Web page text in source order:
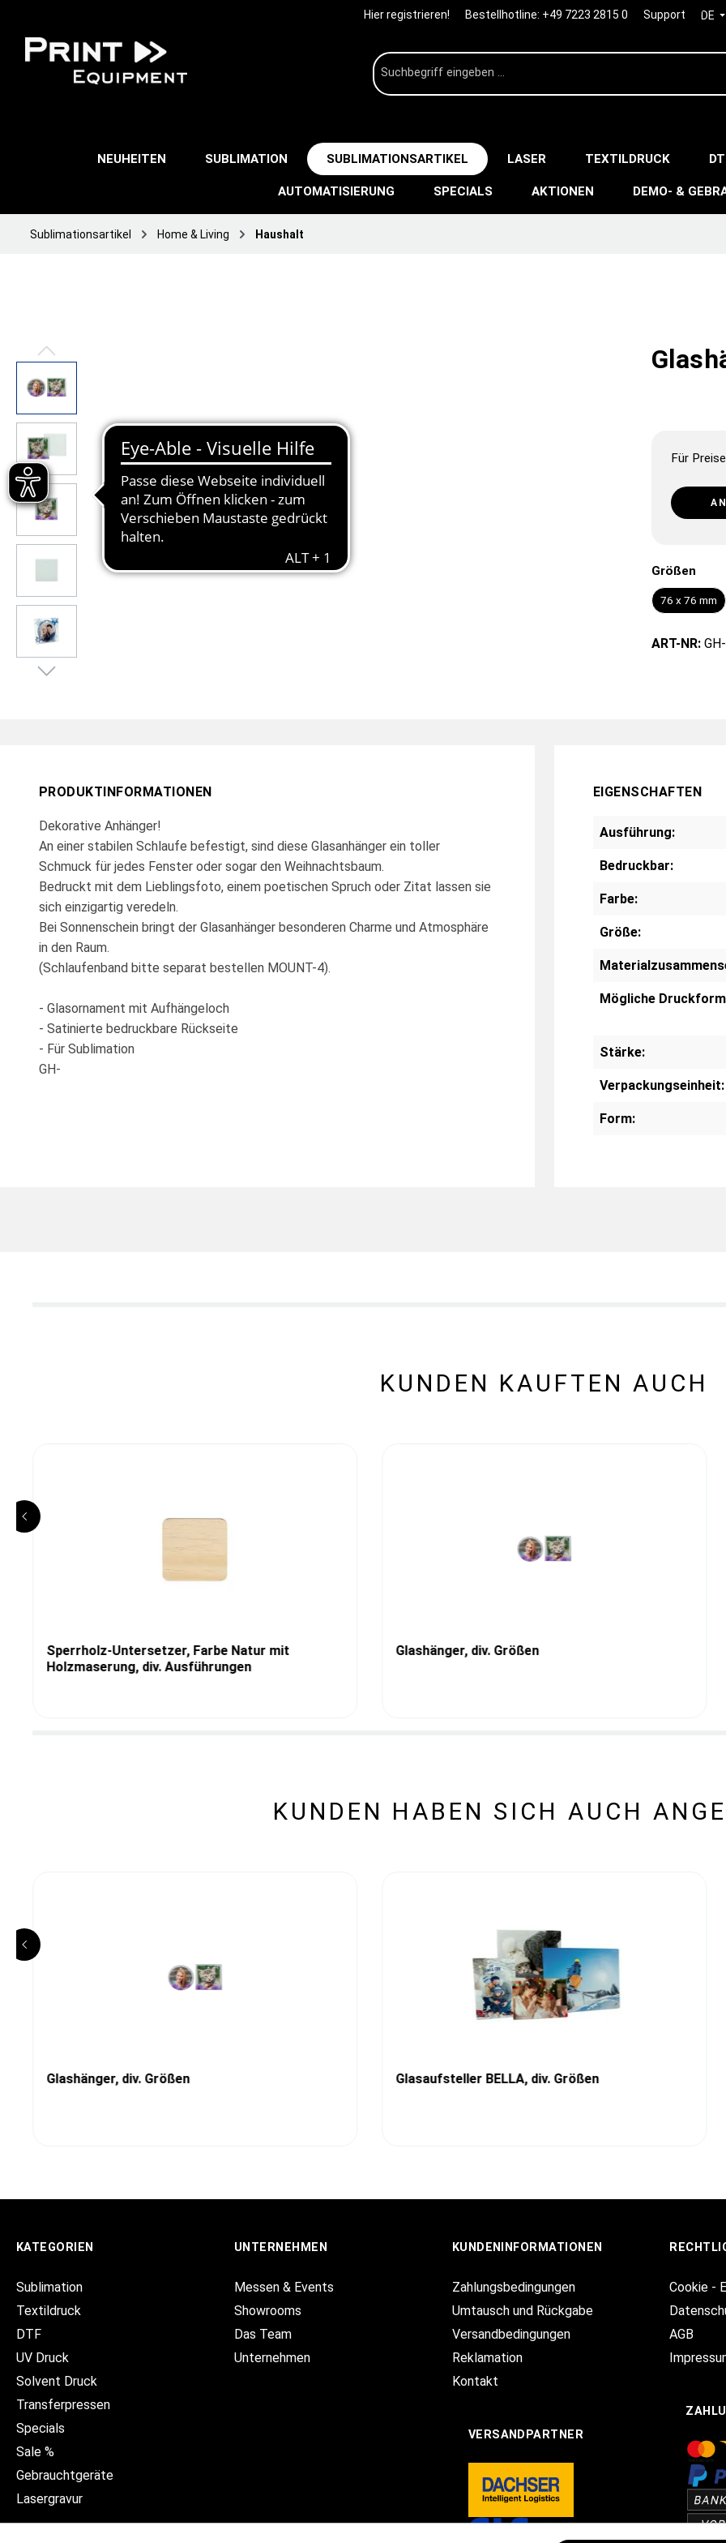
Hier registrieren! Bestellhotline: +49 7223 2815 0 Support DE
NEUHEITEN SUBLIMATION SUBLIMATIONSARTIKEL LASER TEXTILDRUCK
AUTOMATISIERUNG SPECIALS AKTIONEN DEMO- &
Sublimationsartikel Home & Living Haushalt
Für
Größen
76 x 76 mm
ART-NR:
PRODUKTINFORMATIONEN
Dekorative Anhänger!
An einer stabilen Schlaufe befestigt, sind diese Glasanhänger ein toller
Schmuck für jedes Fenster oder sogar den Weihnachtsbaum.
Bedruckt mit dem Lieblingsfoto, einem poetischen Spruch oder Zitat lassen sie
sich einzigartig veredeln.
Bei Sonnenschein bringt der Glasanhänger besonderen Charme und Atmosphäre
in den Raum.
(Schlaufenband bitte separat bestellen MOUNT-4).
- Glasornament mit Aufhängeloch
- Satinierte bedruckbare Rückseite
- Für Sublimation
GH-
EIGENSCHAFTEN
Ausführung:
Bedruckbar:
Farbe:
Größe:
Mögliche
Stärke:
Verpackungseinheit:
Form:
KUNDEN KAUFTEN AUCH
Sperrholz-Untersetzer, Farbe Natur mit
Holzmaserung, div. Ausführungen
Glashänger, div. Größen
KUNDEN HABEN SICH AUCH
Glashänger, div. Größen Glasaufsteller BELLA, div. Größen
KATEGORIEN
Sublimation
Textildruck
DTF
UV Druck
Solvent Druck
Transferpressen
Specials
Sale %
Gebrauchtgeräte
Lasergravur
UNTERNEHMEN
Messen & Events
Showrooms
Das Team
Unternehmen
KUNDENINFORMATIONEN
Zahlungsbedingungen
Umtausch und Rückgabe
Versandbedingungen
Reklamation
Kontakt
VERSANDPARTNER
Cookie -
AGB